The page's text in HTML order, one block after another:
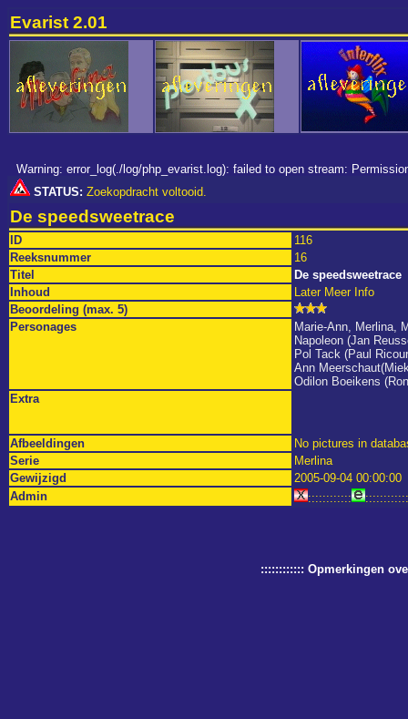
Evarist 2.01
Warning: error_log(./log/php_evarist.log): failed to open stream:
STATUS: Zoekopdracht voltooid.
De speedsweetrace
ID
116
Reeksnummer
16
Titel
De speedsweetrace
Inhoud
Later Meer Info
Beoordeling (max. 5)
Personages
Marie-Ann, Merlina,
Napoleon (Jan
Pol Tack (Paul
Ann
Odilon Boeikens
Extra
Afbeeldingen
No pictures in
Serie
Merlina
Gewijzigd
2005-09-04 00:00:00
Admin
:::::::::::: ::::::::::::
:::::::::::: Opmerkingen